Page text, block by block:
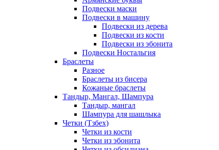
Подвески маски
Подвески в машину
Подвески из дерева
Подвески из кости
Подвески из эбонита
Подвески Ностальгия
Браслеты
Разное
Браслеты из бисера
Кожаные браслеты
Тандыр, Мангал, Шампура
Тандыр, мангал
Шампура для шашлыка
Четки (Тзбех)
Четки из кости
Четки из эбонита